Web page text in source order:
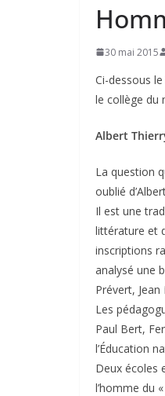
30 mai 2015
Ci-dessous
le collège du
Albert
La question
oublié
Il est une
littérature et
inscriptions
analysé une
Prévert,
Les
Paul Bert,
l’Éducation
Deux écoles
l’homme du